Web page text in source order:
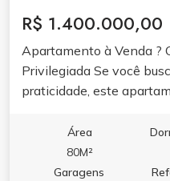
R$ 1.400.000,00
Apartamento à Venda ?
Privilegiada Se você
praticidade, este
conforto e
morar bem ou investir
cresce em Santa
Área
80M²
Garagens